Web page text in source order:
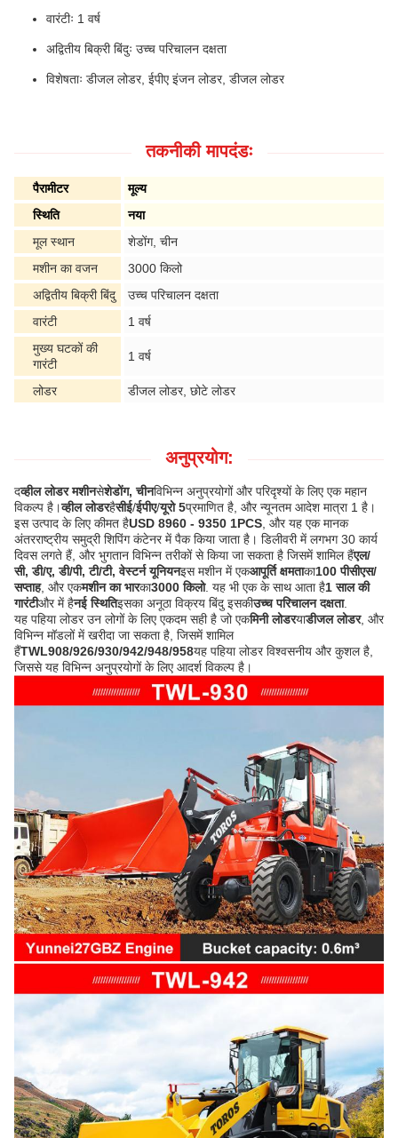
वारंटीः 1 वर्ष
अद्वितीय बिक्री बिंदुः उच्च परिचालन दक्षता
विशेषताः डीजल लोडर, ईपीए इंजन लोडर, डीजल लोडर
तकनीकी मापदंडः
पैरामीटर
मूल्य
स्थिति
नया
मूल स्थान
शेडोंग, चीन
मशीन का वजन
3000 किलो
अद्वितीय बिक्री बिंदु
उच्च परिचालन दक्षता
वारंटी
1 वर्ष
मुख्य घटकों की
गारंटी
1 वर्ष
लोडर डीजल लोडर, छोटे लोडर
अनुप्रयोग:
दव्हील लोडर मशीनसेशेडोंग, चीनविभिन्न अनुप्रयोगों और परिदृश्यों के लिए एक महान
विकल्प है।व्हील लोडरहैसीई/ईपीए/यूरो 5प्रमाणित है, और न्यूनतम आदेश मात्रा 1 है।
इस उत्पाद के लिए कीमत हैUSD 8960 - 9350 1PCS , और यह एक मानक
अंतरराष्ट्रीय समुद्री शिपिंग कंटेनर में पैक किया जाता है। डिलीवरी में लगभग 30 कार्य
दिवस लगते हैं, और भुगतान विभिन्न तरीकों से किया जा सकता है जिसमें शामिल हैंएल/
सी, डी/ए, डी/पी, टी/टी, वेस्टर्न यूनियनइस मशीन में एकआपूर्ति क्षमताका100 पीसीएस/
सप्ताह, और एकमशीन का भारका3000 किलो. यह भी एक के साथ आता है1 साल की
गारंटीऔर में हैनई स्थितिइसका अनूठा विक्रय बिंदु इसकीउच्च परिचालन दक्षता.
यह पहिया लोडर उन लोगों के लिए एकदम सही है जो एकमिनी लोडरयाडीजल लोडर, और
विभिन्न मॉडलों में खरीदा जा सकता है, जिसमें शामिल
हैंTWL908/926/930/942/948/958यह पहिया लोडर विश्वसनीय और कुशल है,
जिससे यह विभिन्न अनुप्रयोगों के लिए आदर्श विकल्प है।